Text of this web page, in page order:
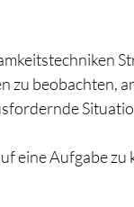
zu beobachten,
eine Aufgabe